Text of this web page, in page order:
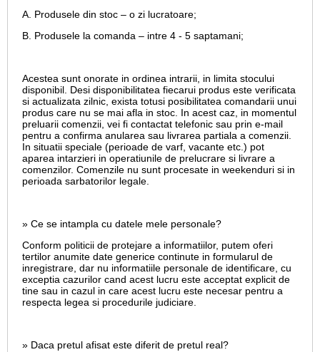
A. Produsele din stoc – o zi lucratoare;
B. Produsele la comanda – intre 4 - 5 saptamani;
Acestea sunt onorate in ordinea intrarii, in limita stocului
disponibil. Desi disponibilitatea fiecarui produs este verificata
si actualizata zilnic, exista totusi posibilitatea comandarii unui
produs care nu se mai afla in stoc. In acest caz, in momentul
preluarii comenzii, vei fi contactat telefonic sau prin e-mail
pentru a confirma anularea sau livrarea partiala a comenzii.
In situatii speciale (perioade de varf, vacante etc.) pot
aparea intarzieri in operatiunile de prelucrare si livrare a
comenzilor. Comenzile nu sunt procesate in weekenduri si in
perioada sarbatorilor legale.
» Ce se intampla cu datele mele personale?
Conform politicii de protejare a informatiilor, putem oferi
tertilor anumite date generice continute in formularul de
inregistrare, dar nu informatiile personale de identificare, cu
exceptia cazurilor cand acest lucru este acceptat explicit de
tine sau in cazul in care acest lucru este necesar pentru a
respecta legea si procedurile judiciare.
» Daca pretul afisat este diferit de pretul real?